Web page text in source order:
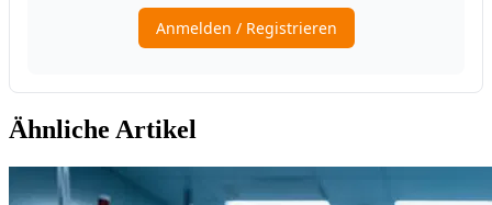
Ähnliche Artikel